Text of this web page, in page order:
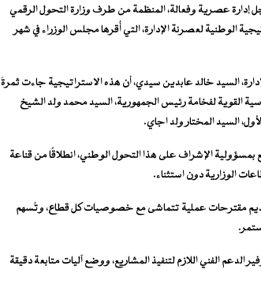
إدارة عصرية وفعالة، المنظمة من طرف وزارة التحول الرقمي
الوطنية لعصرنة الإدارة، التي أُقرها مجلس الوزراء في شهر
السيد خالد عابدين سيدي، أن هذه الاستراتيجية جاءت ثمرةَ
القوية لفخامة رئيس الجمهورية، السيد محمد ولد الشيخ
السيد المختار ولد اجاي.
الإشراف على هذا التحول الوطني، انطلاقًا من قناعة
الوزارية دون استثناء.
مقترحات عملية تتماشى مع خصوصيات كل قطاع، وتُسهم
الدعم الفني اللازم لتنفيذ المشاريع، ووضع آليات متابعة دقيقة